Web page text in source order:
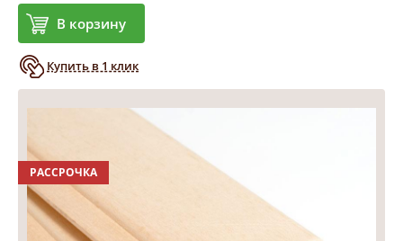
В корзину
Купить в 1 клик
РАССРОЧКА